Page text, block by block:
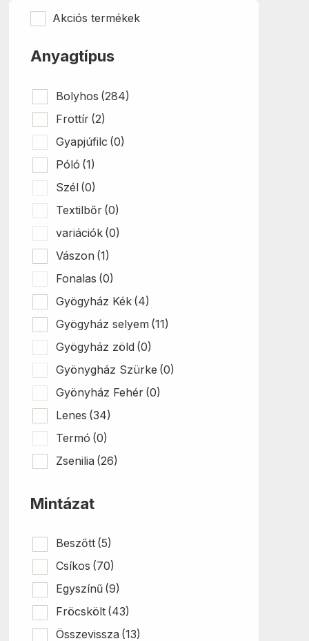
Akciós termékek
Anyagtípus
Bolyhos (284)
Frottír (2)
Gyapjúfilc (0)
Póló (1)
Szél (0)
Textilbőr (0)
variációk (0)
Vászon (1)
Fonalas (0)
Gyögyház Kék (4)
Gyögyház selyem (11)
Gyögyház zöld (0)
Gyönygház Szürke (0)
Gyönyház Fehér (0)
Lenes (34)
Termó (0)
Zsenilia (26)
Mintázat
Beszőtt (5)
Csíkos (70)
Egyszínű (9)
Fröcskölt (43)
Összevissza (13)